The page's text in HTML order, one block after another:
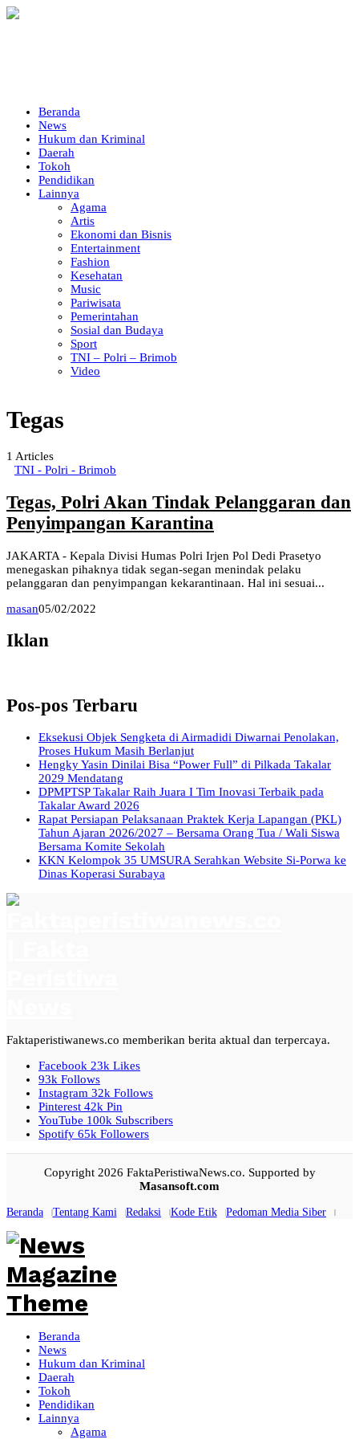
Beranda
News
Hukum dan Kriminal
Daerah
Tokoh
Pendidikan
Lainnya
Agama
Artis
Ekonomi dan Bisnis
Entertainment
Fashion
Kesehatan
Music
Pariwisata
Pemerintahan
Sosial dan Budaya
Sport
TNI – Polri – Brimob
Video
Tegas
1 Articles
TNI - Polri - Brimob
Tegas, Polri Akan Tindak Pelanggaran dan
Penyimpangan Karantina
JAKARTA - Kepala Divisi Humas Polri Irjen Pol Dedi Prasetyo
menegaskan pihaknya tidak segan-segan menindak pelaku
pelanggaran dan penyimpangan kekarantinaan. Hal ini sesuai...
masan05/02/2022
Iklan
Pos-pos Terbaru
Eksekusi Objek Sengketa di Airmadidi Diwarnai Penolakan,
Proses Hukum Masih Berlanjut
Hengky Yasin Dinilai Bisa “Power Full” di Pilkada Takalar
2029 Mendatang
DPMPTSP Takalar Raih Juara I Tim Inovasi Terbaik pada
Takalar Award 2026
Rapat Persiapan Pelaksanaan Praktek Kerja Lapangan (PKL)
Tahun Ajaran 2026/2027 – Bersama Orang Tua / Wali Siswa
Bersama Komite Sekolah
KKN Kelompok 35 UMSURA Serahkan Website Si-Porwa ke
Dinas Koperasi Surabaya
Faktaperistiwanews.co memberikan berita aktual dan terpercaya.
Facebook 23k Likes
93k Follows
Instagram 32k Follows
Pinterest 42k Pin
YouTube 100k Subscribers
Spotify 65k Followers
Copyright 2026 FaktaPeristiwaNews.co. Supported by
Masansoft.com
Beranda Tentang Kami Redaksi Kode Etik Pedoman Media Siber
Beranda
News
Hukum dan Kriminal
Daerah
Tokoh
Pendidikan
Lainnya
Agama